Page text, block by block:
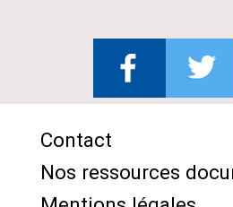
Menu
Pied
Contact
Nos ressources